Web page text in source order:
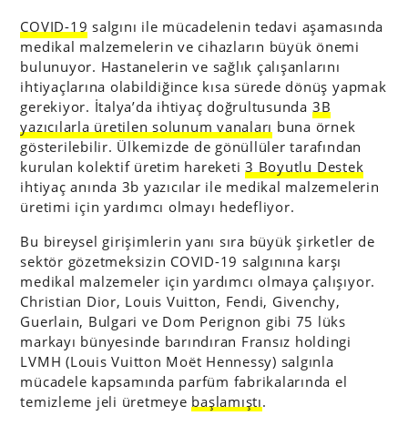
COVID-19 salgını ile mücadelenin tedavi aşamasında
medikal malzemelerin ve cihazların büyük önemi
bulunuyor. Hastanelerin ve sağlık çalışanlarını
ihtiyaçlarına olabildiğince kısa sürede dönüş yapmak
gerekiyor. İtalya’da ihtiyaç doğrultusunda 3B
yazıcılarla üretilen solunum vanaları buna örnek
gösterilebilir. Ülkemizde de gönüllüler tarafından
kurulan kolektif üretim hareketi3 Boyutlu Destek
ihtiyaç anında 3b yazıcılar ile medikal malzemelerin
üretimi için yardımcı olmayı hedefliyor.
Bu bireysel girişimlerin yanı sıra büyük şirketler de
sektör gözetmeksizin COVID-19 salgınına karşı
medikal malzemeler için yardımcı olmaya çalışıyor.
Christian Dior, Louis Vuitton, Fendi, Givenchy,
Guerlain, Bulgari ve Dom Perignon gibi 75 lüks
markayı bünyesinde barındıran Fransız holdingi
LVMH (Louis Vuitton Moët Hennessy) salgınla
mücadele kapsamında parfüm fabrikalarında el
temizleme jeli üretmeye başlamıştı.